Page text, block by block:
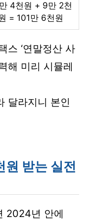
4천원 + 9만 2천
= 101만 6천원
스 ‘연말정산 사
해 미리 시뮬레
달라지니 본인
받는 실전
2024년 안에